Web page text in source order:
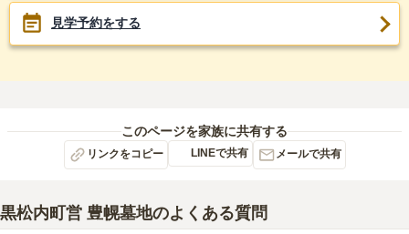
見学予約をする
このページを家族に共有する
リンクをコピー LINEで共有 メールで共有
黒松内町営 豊幌墓地のよくある質問